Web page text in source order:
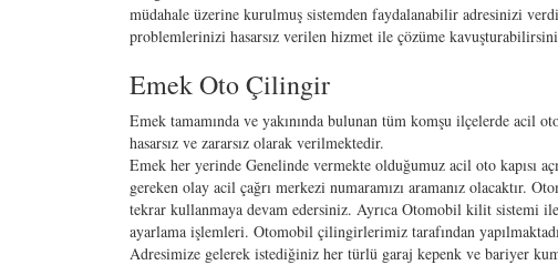
müdahale üzerine kurulmuş sistemden faydalanabilir adresinizi
problemlerinizi hasarsız verilen hizmet ile çözüme
Emek Oto Çilingir
Emek tamamında ve yakınında bulunan tüm komşu ilçelerde acil
hasarsız ve zararsız olarak verilmektedir.
Emek her yerinde Genelinde vermekte olduğumuz acil oto kapısı
gereken olay acil çağrı merkezi numaramızı aramanız olacaktır.
tekrar kullanmaya devam edersiniz. Ayrıca Otomobil kilit sistemi
ayarlama işlemleri. Otomobil çilingirlerimiz tarafından
Adresimize gelerek istediğiniz her türlü garaj kepenk ve bariyer